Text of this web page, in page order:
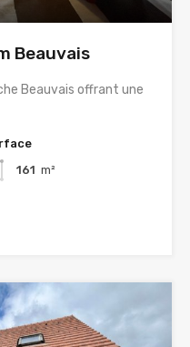
Beauvais
Beauvais offrant une
161 m²